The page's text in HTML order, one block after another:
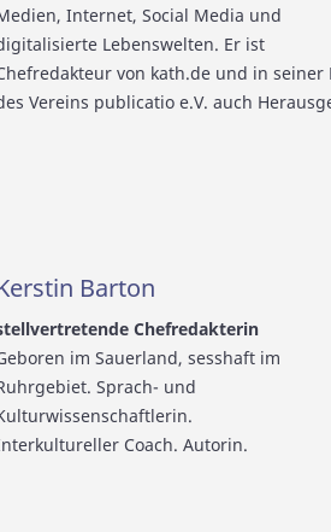
Internet, Social Media und
Lebenswelten. Er ist
von kath.de und in seiner
Vereins publicatio e.V. auch
Barton
Chefredakterin
im Sauerland, sesshaft im
Sprach- und
Coach. Autorin.